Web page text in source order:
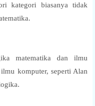
kategori biasanya tidak
matematika dan ilmu
komputer, seperti Alan